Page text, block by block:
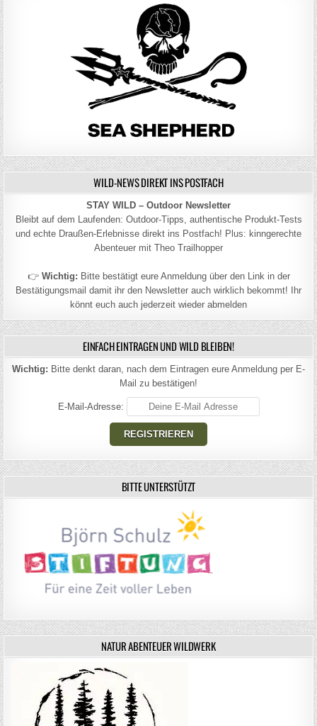
WILD-NEWS DIREKT INS POSTFACH
STAY WILD – Outdoor Newsletter
Bleibt auf dem Laufenden: Outdoor-Tipps, authentische Produkt-Tests
und echte Draußen-Erlebnisse direkt ins Postfach! Plus: kinngerechte
Abenteuer mit Theo Trailhopper
👉 Wichtig: Bitte bestätigt eure Anmeldung über den Link in der
Bestätigungsmail damit ihr den Newsletter auch wirklich bekommt! Ihr
könnt euch auch jederzeit wieder abmelden
EINFACH EINTRAGEN UND WILD BLEIBEN!
Wichtig: Bitte denkt daran, nach dem Eintragen eure Anmeldung per E-
Mail zu bestätigen!
E-Mail-Adresse:
BITTE UNTERSTÜTZT
NATUR ABENTEUER WILDWERK